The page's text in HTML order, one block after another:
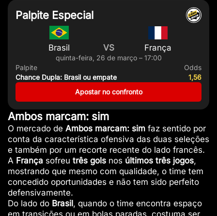
Palpite Especial
Brasil VS França
quinta-feira, 26 de março – 17:00
Palpite
Chance Dupla: Brasil ou empate
Odds
1,56
Apostar no confronto
Ambos marcam: sim
O mercado de Ambos marcam: simfaz sentido por
conta da característica ofensiva das duas seleções
e também por um recorte recente do lado francês.
A França sofreu três golsnos últimos três jogos,
mostrando que mesmo com qualidade, o time tem
concedido oportunidades e não tem sido perfeito
defensivamente.
Do lado do Brasil , quando o time encontra espaço